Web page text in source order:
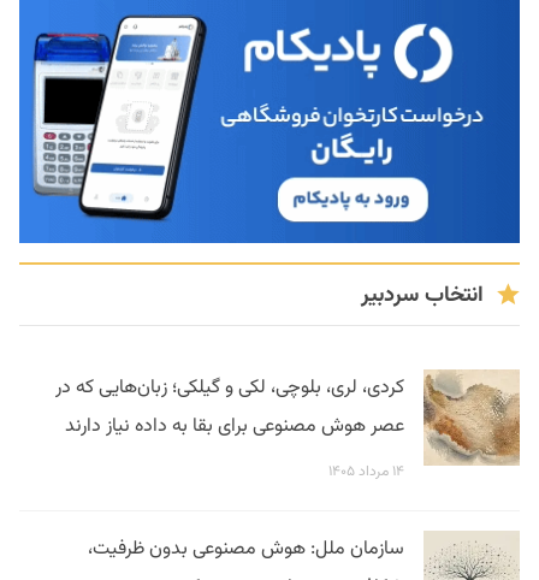
انتخاب سردبیر
کردی، لری، بلوچی، لکی و گیلکی؛ زبان‌هایی که در
عصر هوش مصنوعی برای بقا به داده نیاز دارند
۱۴ مرداد ۱۴۰۵
سازمان ملل: هوش مصنوعی بدون ظرفیت،